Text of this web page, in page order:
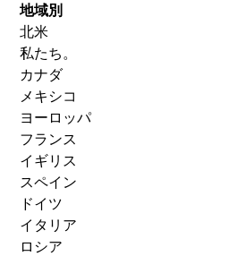
地域別
北米
私たち。
カナダ
メキシコ
ヨーロッパ
フランス
イギリス
スペイン
ドイツ
イタリア
ロシア